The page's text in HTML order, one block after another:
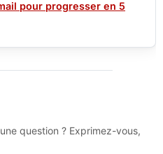
pour progresser en 5
question ? Exprimez-vous,